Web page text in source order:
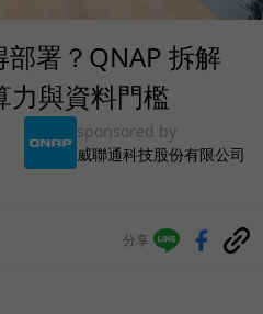
署？QNAP 拆解
力與資料門檻
sponsored by
威聯通科技股份有限公司
分享